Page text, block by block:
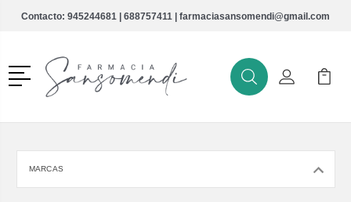
Contacto: 945244681 | 688757411 | farmaciasansomendi@gmail.com
Menú
BuscarMi Cuenta
Mi
MARCAS